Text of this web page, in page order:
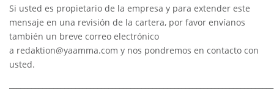
Si usted es propietario de la empresa y para extender este
mensaje en una revisión de la cartera, por favor envíanos
también un breve correo electrónico
a redaktion@yaamma.com y nos pondremos en contacto con
usted.